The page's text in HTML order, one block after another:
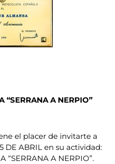
“SERRANA A NERPIO”
el placer de invitarte a
DE ABRIL en su actividad:
“SERRANA A NERPIO”.